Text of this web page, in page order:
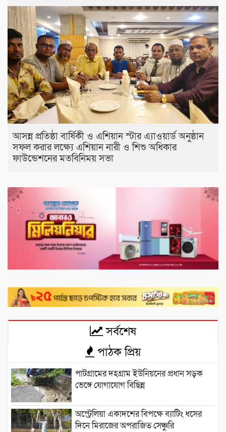
আসন্ন প্রতিষ্ঠা বার্ষিকী ও এশিয়ান স্টার এ‍্যাওয়ার্ড অনুষ্ঠান
সফল করার লক্ষ্যে এশিয়ান নারী ও শিশু অধিকার
ফাউন্ডেশনের মতবিনিময় সভা
সর্বশেষ
পাঠক প্রিয়
পাটগ্রামের দহগ্রাম ইউনিয়নের প্রধান সড়ক
ভেঙ্গে যোগাযোগ বিছিন্ন
অস্ট্রেলিয়া একাদশের বিপক্ষে ব্যাটিং ধসের
দিনে মিরাজের অপরাজিত সেঞ্চুরি